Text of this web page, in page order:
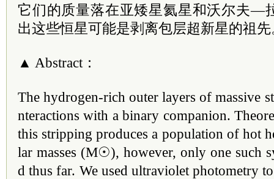
它们的质量落在亚矮星氦星和沃尔夫—
出这些恒星可能是剥离包层超新星的祖先
▲ Abstract：
The hydrogen-rich outer layers of massive
nteractions with a binary companion.
this stripping produces a population of hot
lar masses (M☉), however, only one such
d thus far. We used ultraviolet photometry